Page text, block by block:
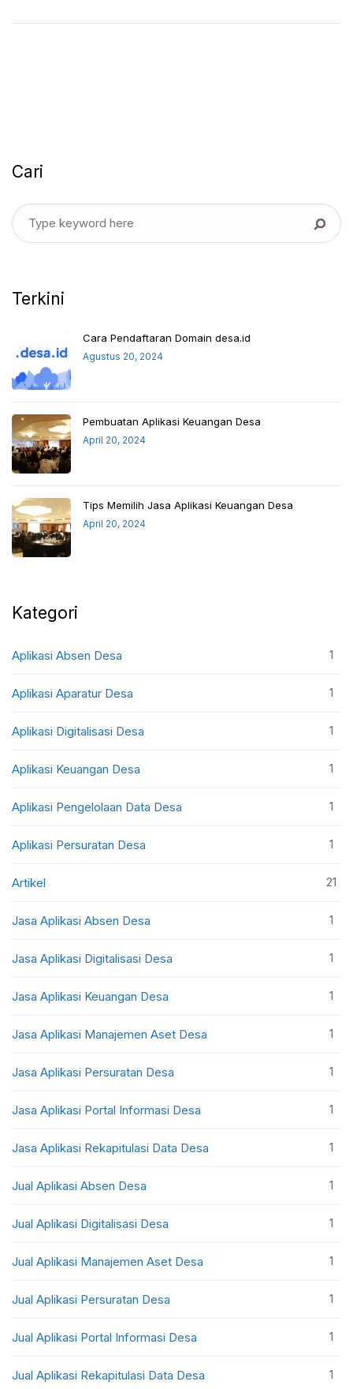
Cari
Terkini
Cara Pendaftaran Domain desa.id
Agustus 20, 2024
Pembuatan Aplikasi Keuangan Desa
April 20, 2024
Tips Memilih Jasa Aplikasi Keuangan Desa
April 20, 2024
Kategori
Aplikasi Absen Desa 1
Aplikasi Aparatur Desa 1
Aplikasi Digitalisasi Desa 1
Aplikasi Keuangan Desa 1
Aplikasi Pengelolaan Data Desa 1
Aplikasi Persuratan Desa 1
Artikel 21
Jasa Aplikasi Absen Desa 1
Jasa Aplikasi Digitalisasi Desa 1
Jasa Aplikasi Keuangan Desa 1
Jasa Aplikasi Manajemen Aset Desa 1
Jasa Aplikasi Persuratan Desa 1
Jasa Aplikasi Portal Informasi Desa 1
Jasa Aplikasi Rekapitulasi Data Desa 1
Jual Aplikasi Absen Desa 1
Jual Aplikasi Digitalisasi Desa 1
Jual Aplikasi Manajemen Aset Desa 1
Jual Aplikasi Persuratan Desa 1
Jual Aplikasi Portal Informasi Desa 1
Jual Aplikasi Rekapitulasi Data Desa 1